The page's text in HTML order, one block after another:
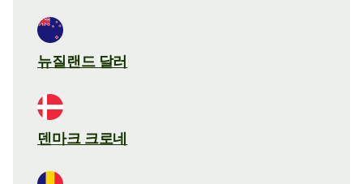
뉴질랜드 달러
덴마크 크로네